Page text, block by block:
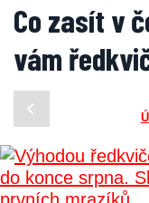
Co zasít v
vám